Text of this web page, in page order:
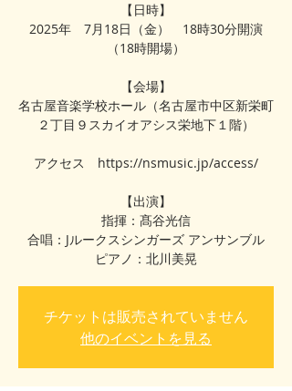
【日時】
2025年 7月18日（金） 18時30分開演
（18時開場）
【会場】
名古屋音楽学校ホール（名古屋市中区新栄町
２丁目９スカイオアシス栄地下１階）
アクセス https://nsmusic.jp/access/
【出演】
指揮：髙谷光信
合唱：Jルークスシンガーズ アンサンブル
チケットは販売されていません
他のイベントを見る